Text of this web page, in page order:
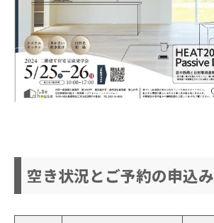
空き状況とご予約の申込み